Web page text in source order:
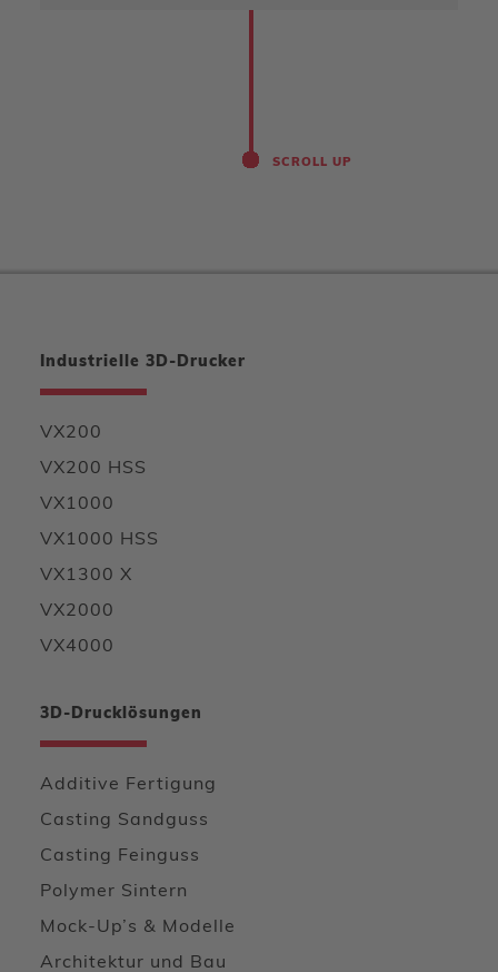
SCROLL UP
Industrielle 3D-Drucker
VX200
VX200 HSS
VX1000
VX1000 HSS
VX1300 X
VX2000
VX4000
3D-Drucklösungen
Additive Fertigung
Casting Sandguss
Casting Feinguss
Polymer Sintern
Mock-Up’s & Modelle
Architektur und Bau